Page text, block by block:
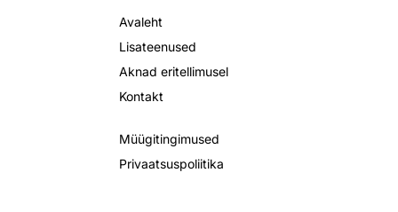
Avaleht
Lisateenused
Aknad eritellimusel
Kontakt
Müügitingimused
Privaatsuspoliitika